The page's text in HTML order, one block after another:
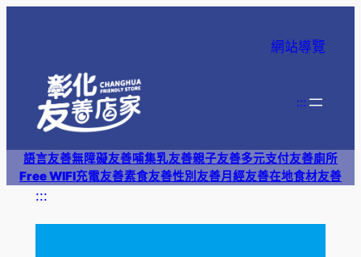
網站導覽
:::
語言友善無障礙友善哺集乳友善親子友善多元支付友善廁所
Free WIFI充電友善素食友善性別友善月經友善在地食材友善
:::